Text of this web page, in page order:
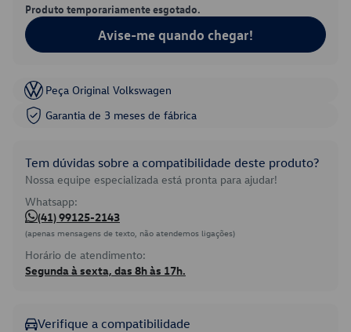
Produto temporariamente esgotado.
Avise-me quando chegar!
Peça Original Volkswagen
Garantia de 3 meses de fábrica
Tem dúvidas sobre a compatibilidade deste produto?
Nossa equipe especializada está pronta para ajudar!
Whatsapp:
(41) 99125-2143
(apenas mensagens de texto, não atendemos ligações)
Horário de atendimento:
Segunda à sexta, das 8h às 17h.
Verifique a compatibilidade